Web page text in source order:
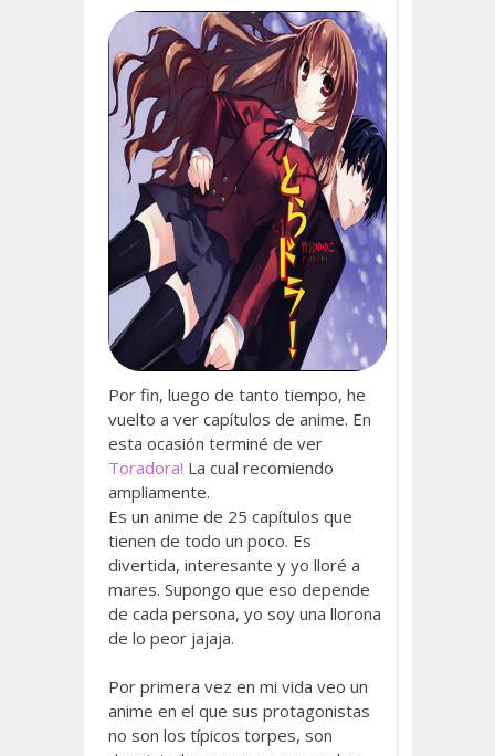
Por fin, luego de tanto tiempo, he
vuelto a ver capítulos de anime. En
esta ocasión terminé de ver
Toradora! La cual recomiendo
ampliamente.
Es un anime de 25 capítulos que
tienen de todo un poco. Es
divertida, interesante y yo lloré a
mares. Supongo que eso depende
de cada persona, yo soy una llorona
de lo peor jajaja.
Por primera vez en mi vida veo un
anime en el que sus protagonistas
no son los típicos torpes, son